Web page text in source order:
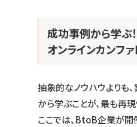
成功事例から学ぶ
オンラインカンフ
抽象的なノウハウよりも、
から学ぶことが、最も再
ここでは、BtoB企業が開